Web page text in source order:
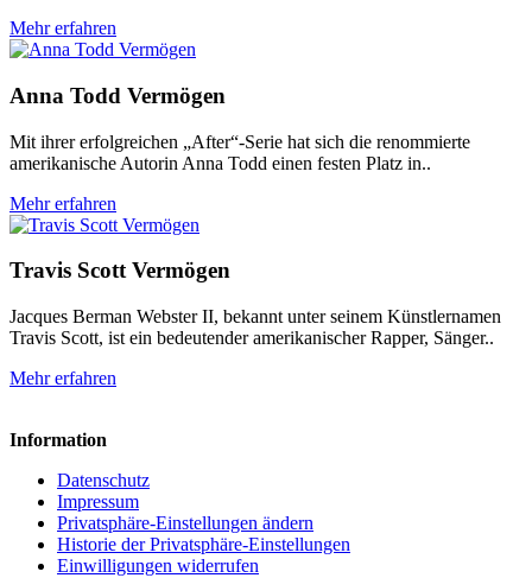
Mehr erfahren
Anna Todd Vermögen
Mit ihrer erfolgreichen „After“-Serie hat sich die renommierte
amerikanische Autorin Anna Todd einen festen Platz in..
Mehr erfahren
Travis Scott Vermögen
Jacques Berman Webster II, bekannt unter seinem Künstlernamen
Travis Scott, ist ein bedeutender amerikanischer Rapper, Sänger..
Mehr erfahren
Information
Datenschutz
Impressum
Privatsphäre-Einstellungen ändern
Historie der Privatsphäre-Einstellungen
Einwilligungen widerrufen